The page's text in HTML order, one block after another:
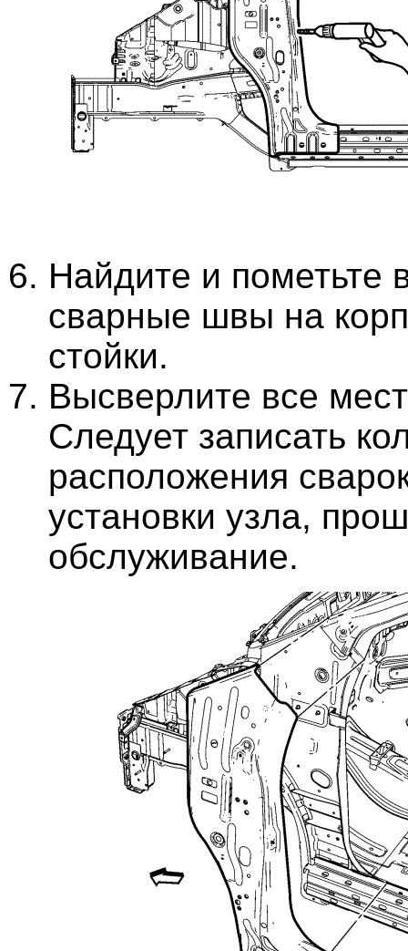
Найдите и пометьте
сварные швы на
стойки.
Высверлите все
Следует записать
расположения
установки узла,
обслуживание.